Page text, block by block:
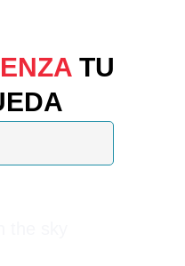
TU